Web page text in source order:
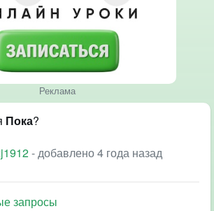
Реклама
Пока?
- добавлено 4 года назад
запросы